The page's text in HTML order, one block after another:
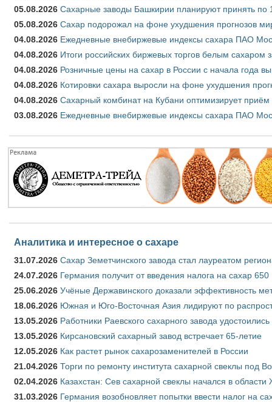
05.08.2026 Сахарные заводы Башкирии планируют принять по
05.08.2026 Сахар подорожал на фоне ухудшения прогнозов
04.08.2026 Ежедневные внебиржевые индексы сахара ПАО
04.08.2026 Итоги российских биржевых торгов белым сахаром
04.08.2026 Розничные цены на сахар в России с начала года
04.08.2026 Котировки сахара выросли на фоне ухудшения
04.08.2026 Сахарный комбинат на Кубани оптимизирует приём
03.08.2026 Ежедневные внебиржевые индексы сахара ПАО
Аналитика и интересное о сахаре
31.07.2026 Сахар Земетчинского завода стал лауреатом
24.07.2026 Германия получит от введения налога на сахар
25.06.2026 Учёные Державинского доказали эффективность
18.06.2026 Южная и Юго-Восточная Азия лидируют по
13.05.2026 Работники Раевского сахарного завода удостоились
13.05.2026 Кирсановский сахарный завод встречает 65-летие
12.05.2026 Как растет рынок сахарозаменителей в России
21.04.2026 Торги по ремонту института сахарной свеклы под
02.04.2026 Казахстан: Сев сахарной свеклы начался в области
31.03.2026 Германия возобновляет попытки ввести налог на